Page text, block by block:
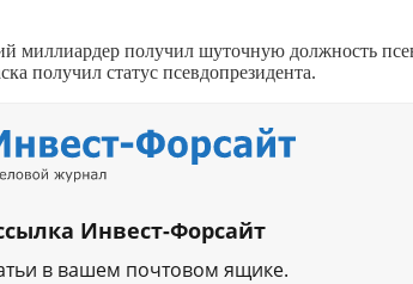
миллиардер получил шуточную должность
получил статус псевдопрезидента.
Инвест-Форсайт
в вашем почтовом ящике.